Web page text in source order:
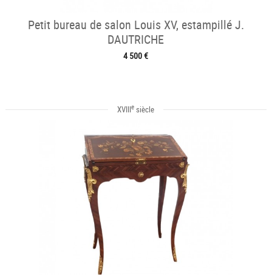
Petit bureau de salon Louis XV, estampillé J.
DAUTRICHE
4 500 €
XVIIIe siècle